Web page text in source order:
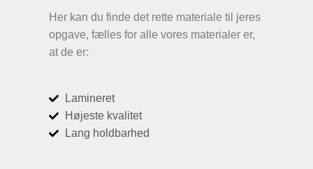
Her kan du finde det rette materiale til jeres
opgave, fælles for alle vores materialer er,
at de er:
Lamineret
Højeste kvalitet
Lang holdbarhed